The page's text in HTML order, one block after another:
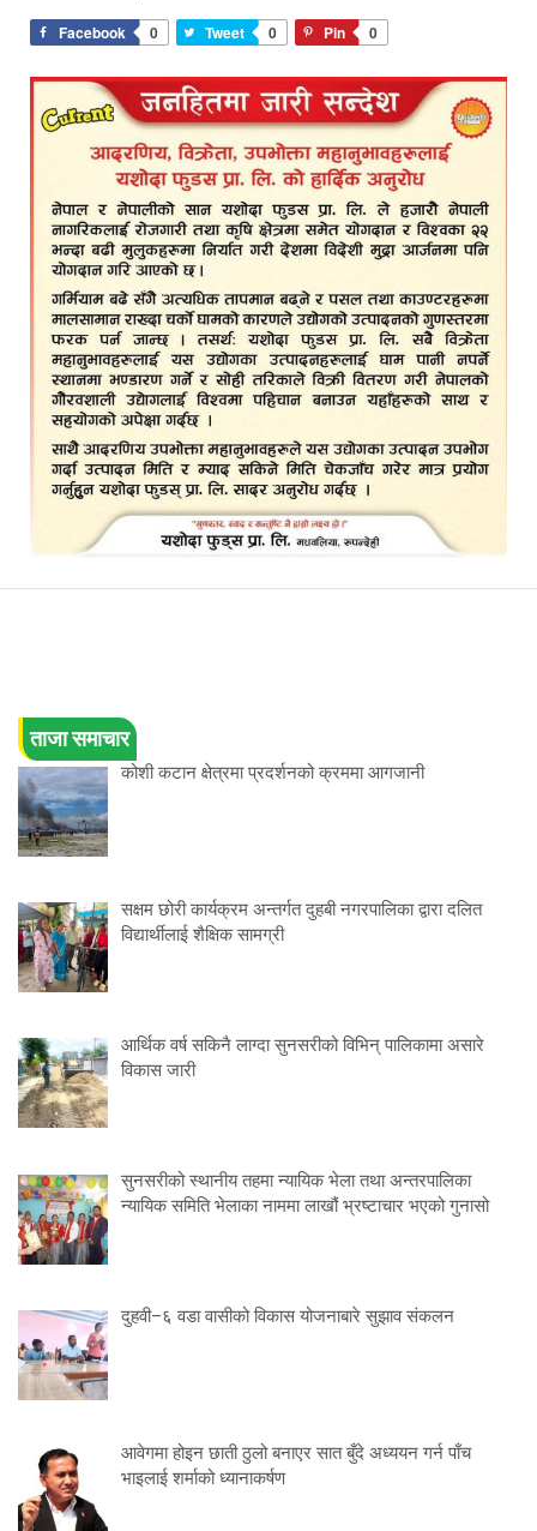
Facebook 0 Tweet 0 Pin 0
ताजा समाचार
कोशी कटान क्षेत्रमा प्रदर्शनको क्रममा आगजानी
सक्षम छोरी कार्यक्रम अन्तर्गत दुहबी नगरपालिका द्वारा दलित
विद्यार्थीलाई शैक्षिक सामग्री
आर्थिक वर्ष सकिनै लाग्दा सुनसरीको विभिन् पालिकामा असारे
विकास जारी
सुनसरीको स्थानीय तहमा न्यायिक भेला तथा अन्तरपालिका
न्यायिक समिति भेलाका नाममा लाखौं भ्रष्टाचार भएको गुनासो
दुहवी–६ वडा वासीको विकास योजनाबारे सुझाव संकलन
आवेगमा होइन छाती ठुलो बनाएर सात बुँदे अध्ययन गर्न पाँच
भाइलाई शर्माको ध्यानाकर्षण